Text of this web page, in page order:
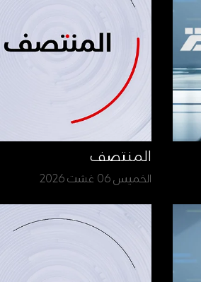
المنتصف
الخميس 06 غشت 2026